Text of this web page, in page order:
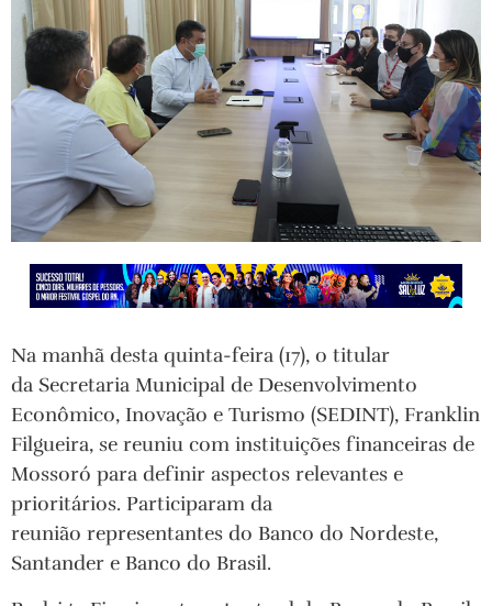
Na manhã desta quinta-feira (17), o titular
da Secretaria Municipal de Desenvolvimento
Econômico, Inovação e Turismo (SEDINT), Franklin
Filgueira, se reuniu com instituições financeiras de
Mossoró para definir aspectos relevantes e
prioritários. Participaram da
reunião representantes do Banco do Nordeste,
Santander e Banco do Brasil.